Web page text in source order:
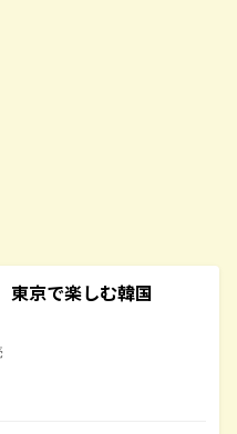
京で楽しむ韓国